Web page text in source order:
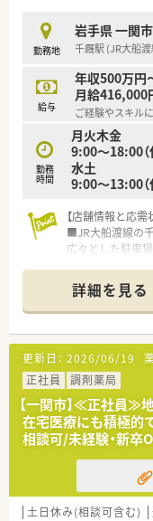
3年先の人事を
人一人のライフ
改善などに力を
こうした背景か
パート薬剤師の
についても相談
≪薬局について≫
消化器科, 小児科
様がご利用されま
枚数は30～50枚/
在宅医療にも取
募集です。
勤務地
岩手県 一関市
千厩駅 (JR大船
給与
年収500万円
月給416,000
ご経験やスキル
勤務
時間
月火木金
9:00～18:00（
水土
9:00～13:00（
【店舗情報と応需
■JR大船渡線の
広々とした駐車
■内科や皮膚科
ており、繁忙期
です。
■薬剤師は常時3
置されているた
【やりがい/おすす
■内科や皮膚科を
としての臨床経
魅力です。
■患者様との距離
改善されたとい
■社長自らがヘル
スタッフ一人ひ
詳細を見る
更新日： 2026/06/19
正社員
調剤薬局
【一関市】≪正社員≫
在宅医療にも積極的
相談可/未経験・新卒
土日休み(相談可含む)